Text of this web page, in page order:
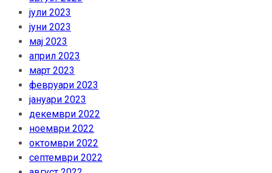
јули 2023
јуни 2023
мај 2023
април 2023
март 2023
февруари 2023
јануари 2023
декември 2022
ноември 2022
октомври 2022
септември 2022